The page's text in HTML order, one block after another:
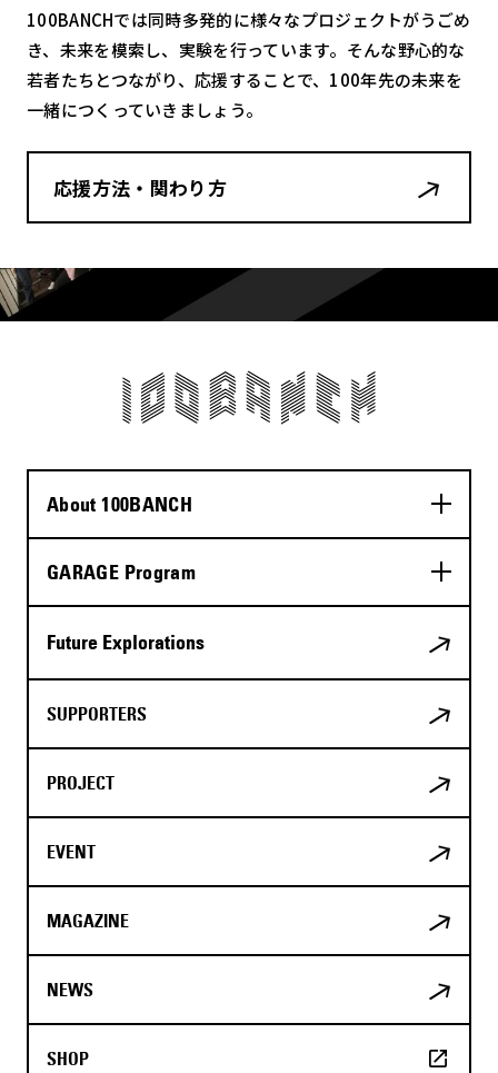
100BANCHでは同時多発的に様々なプロジェクトがうごめ
き、未来を模索し、実験を行っています。そんな野心的な
若者たちとつながり、応援することで、100年先の未来を
一緒につくっていきましょう。
応援方法・関わり方
About 100BANCH
GARAGE Program
Future Explorations
SUPPORTERS
PROJECT
EVENT
MAGAZINE
NEWS
SHOP